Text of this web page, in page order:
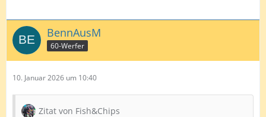
BennAusM
60-Werfer
10. Januar 2026 um 10:40
Zitat von Fish&Chips